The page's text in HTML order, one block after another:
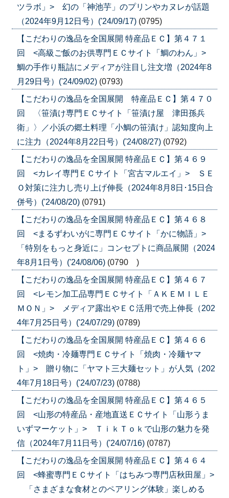
ツラボ」> 幻の「神池芋」のプリンやカヌレが話題
（2024年9月12日号）('24/09/17) (0795)
【こだわりの逸品を全国展開 特産品ＥＣ】第４７１
回 <高級ご飯のお供専門ＥＣサイト「鯛のわん」>
鯛の手作り瓶詰にメディアが注目し注文増（2024年8
月29日号）('24/09/02) (0793)
【こだわりの逸品を全国展開 特産品ＥＣ】第４７０
回 〈笹漬け専門ＥＣサイト「笹漬け屋 津田孫兵
衛」〉／小浜の郷土料理「小鯛の笹漬け」認知度向上
に注力（2024年8月22日号）('24/08/27) (0792)
【こだわりの逸品を全国展開 特産品ＥＣ】第４６９
回 <カレイ専門ＥＣサイト「宮古マルエイ」> ＳＥ
Ｏ対策に注力し売り上げ伸長（2024年8月8日･15日合
併号）('24/08/20) (0791)
【こだわりの逸品を全国展開 特産品ＥＣ】第４６８
回 <まるずわいがに専門ＥＣサイト「かに物語」>
「特別をもっと身近に」コンセプトに商品展開（2024
年8月1日号）('24/08/06) (0790 )
【こだわりの逸品を全国展開 特産品ＥＣ】第４６７
回 <レモン加工品専門ＥＣサイト「ＡＫＥＭＩＬＥ
ＭＯＮ」> メディア露出やＥＣ活用で売上伸長（202
4年7月25日号）('24/07/29) (0789)
【こだわりの逸品を全国展開 特産品ＥＣ】第４６６
回 <焼肉・冷麺専門ＥＣサイト「焼肉・冷麺ヤマ
ト」> 贈り物に「ヤマト三大麺セット」が人気（202
4年7月18日号）('24/07/23) (0788)
【こだわりの逸品を全国展開 特産品ＥＣ】第４６５
回 <山形の特産品・産地直送ＥＣサイト「山形うま
いずマーケット」> ＴｉｋＴｏｋで山形の魅力を発
信（2024年7月11日号）('24/07/16) (0787)
【こだわりの逸品を全国展開 特産品ＥＣ】第４６４
回 <蜂蜜専門ＥＣサイト「はちみつ専門店秋田屋」>
「さまざまな食材とのペアリング体験」楽しめる